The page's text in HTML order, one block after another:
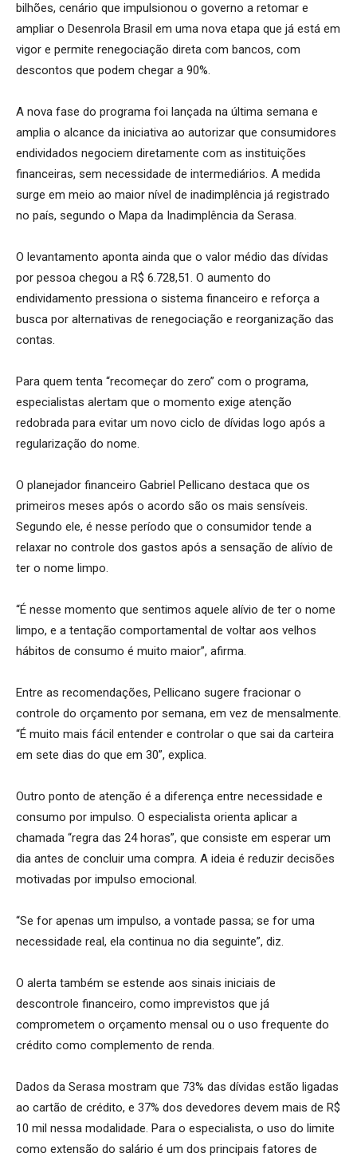
bilhões, cenário que impulsionou o governo a retomar e
ampliar o Desenrola Brasil em uma nova etapa que já está em
vigor e permite renegociação direta com bancos, com
descontos que podem chegar a 90%.
A nova fase do programa foi lançada na última semana e
amplia o alcance da iniciativa ao autorizar que consumidores
endividados negociem diretamente com as instituições
financeiras, sem necessidade de intermediários. A medida
surge em meio ao maior nível de inadimplência já registrado
no país, segundo o Mapa da Inadimplência da Serasa.
O levantamento aponta ainda que o valor médio das dívidas
por pessoa chegou a R$ 6.728,51. O aumento do
endividamento pressiona o sistema financeiro e reforça a
busca por alternativas de renegociação e reorganização das
contas.
Para quem tenta “recomeçar do zero” com o programa,
especialistas alertam que o momento exige atenção
redobrada para evitar um novo ciclo de dívidas logo após a
regularização do nome.
O planejador financeiro Gabriel Pellicano destaca que os
primeiros meses após o acordo são os mais sensíveis.
Segundo ele, é nesse período que o consumidor tende a
relaxar no controle dos gastos após a sensação de alívio de
ter o nome limpo.
“É nesse momento que sentimos aquele alívio de ter o nome
limpo, e a tentação comportamental de voltar aos velhos
hábitos de consumo é muito maior”, afirma.
Entre as recomendações, Pellicano sugere fracionar o
controle do orçamento por semana, em vez de mensalmente.
“É muito mais fácil entender e controlar o que sai da carteira
em sete dias do que em 30”, explica.
Outro ponto de atenção é a diferença entre necessidade e
consumo por impulso. O especialista orienta aplicar a
chamada “regra das 24 horas”, que consiste em esperar um
dia antes de concluir uma compra. A ideia é reduzir decisões
motivadas por impulso emocional.
“Se for apenas um impulso, a vontade passa; se for uma
necessidade real, ela continua no dia seguinte”, diz.
O alerta também se estende aos sinais iniciais de
descontrole financeiro, como imprevistos que já
comprometem o orçamento mensal ou o uso frequente do
crédito como complemento de renda.
Dados da Serasa mostram que 73% das dívidas estão ligadas
ao cartão de crédito, e 37% dos devedores devem mais de R$
10 mil nessa modalidade. Para o especialista, o uso do limite
como extensão do salário é um dos principais fatores de